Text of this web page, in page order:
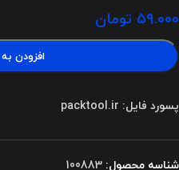
۵۹.۰۰۰ تومان
افزودن
پسورد فایل: packtool.ir
شناسه محصول: 100883